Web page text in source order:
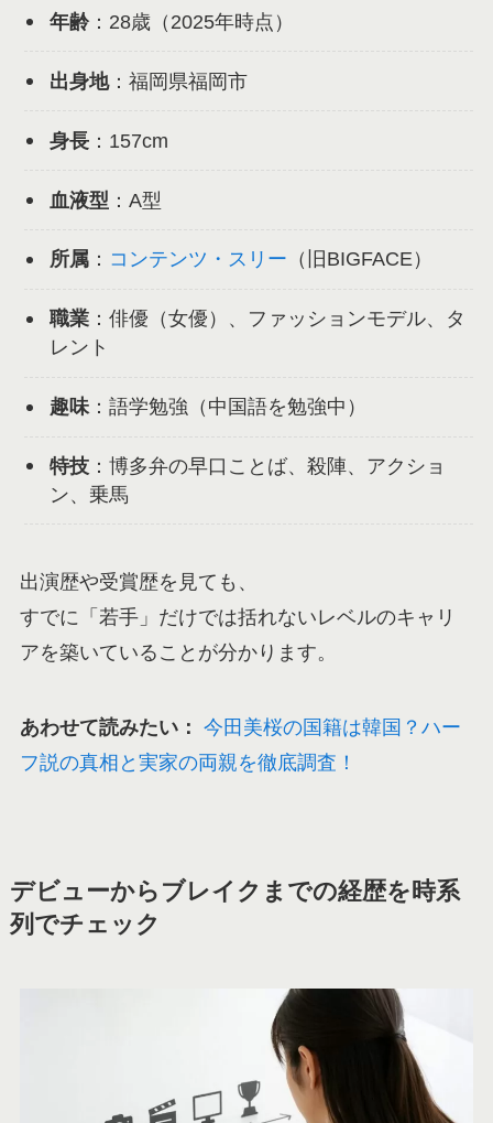
年齢：28歳（2025年時点）
出身地：福岡県福岡市
身長：157cm
血液型 ：A型
所属： コンテンツ・スリー （旧BIGFACE）
職業：俳優（女優）、ファッションモデル、タ
レント
趣味：語学勉強（中国語を勉強中）
特技：博多弁の早口ことば、殺陣、アクショ
ン、乗馬
出演歴や受賞歴を見ても、
すでに「若手」だけでは括れないレベルのキャリ
アを築いていることが分かります。
あわせて読みたい： 今田美桜の国籍は韓国？ハー
フ説の真相と実家の両親を徹底調査！
デビューからブレイクまでの経歴を時系
列でチェック